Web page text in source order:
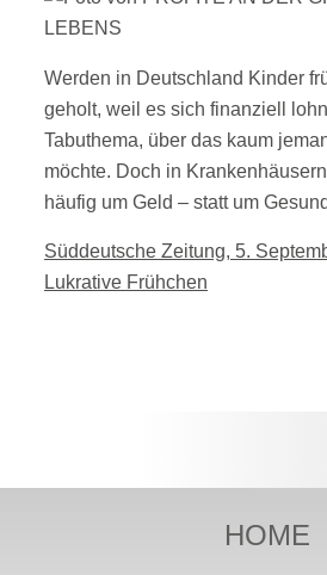
Werden in Deutschland Kinder
geholt, weil es sich finanziell
Tabuthema, über das kaum
möchte. Doch in
häufig um Geld – statt um
Süddeutsche Zeitung, 5.
Lukrative Frühchen
HOME